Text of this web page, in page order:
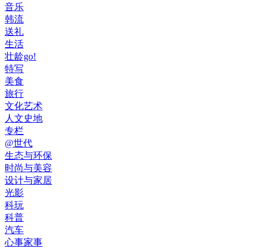
音乐
韩流
送礼
生活
壮龄go!
特写
美食
旅行
文化艺术
人文史地
专栏
@世代
生态与环保
时尚与美容
设计与家居
光影
科玩
科普
汽车
心事家事